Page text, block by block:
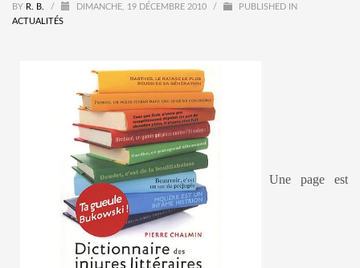
BY R. B. / DIMANCHE, 19 DÉCEMBRE 2010 /
PUBLISHED IN
ACTUALITÉS
Une page est